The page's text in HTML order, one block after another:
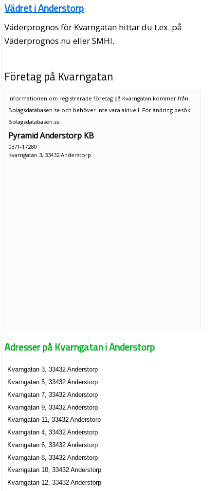
Vädret i Anderstorp
Väderprognos för Kvarngatan hittar du t.ex. på
Väderprognos.nu eller SMHI.
Företag på Kvarngatan
Informationen om registrerade företag på Kvarngatan kommer från
Bolagsdatabasen.se och behöver inte vara aktuell. För ändring besök
Bolagsdatabasen.se
Pyramid Anderstorp KB
0371-17280
Kvarngatan 3, 33432 Anderstorp
Adresser på Kvarngatan i Anderstorp
Kvarngatan 3, 33432 Anderstorp
Kvarngatan 5, 33432 Anderstorp
Kvarngatan 7, 33432 Anderstorp
Kvarngatan 9, 33432 Anderstorp
Kvarngatan 11, 33432 Anderstorp
Kvarngatan 4, 33432 Anderstorp
Kvarngatan 6, 33432 Anderstorp
Kvarngatan 8, 33432 Anderstorp
Kvarngatan 10, 33432 Anderstorp
Kvarngatan 12, 33432 Anderstorp